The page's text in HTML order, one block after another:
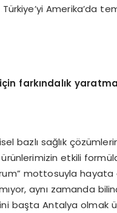
Amerika’da
farkındalık
bazlı sağlık
etkili
mottosuyla
aynı zamanda
başta Antalya olmak